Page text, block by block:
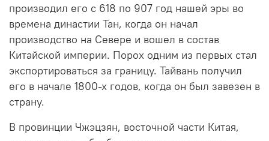
производил его с 618 по 907 год нашей эры во
времена династии Тан, когда он начал
производство на Севере и вошел в состав
Китайской империи. Порох одним из первых стал
экспортироваться за границу. Тайвань получил
его в начале 1800-х годов, когда он был завезен в
страну.
В провинции Чжэцзян, восточной части Китая,